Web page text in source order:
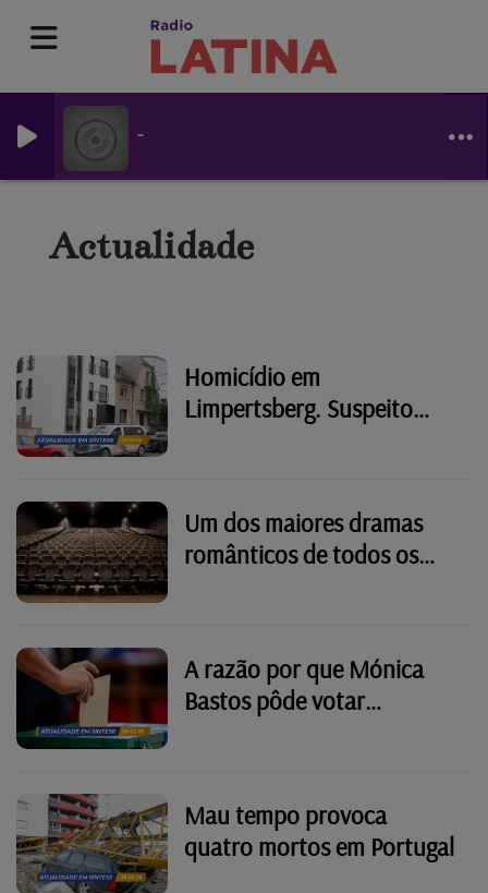
-
Actualidade
Homicídio em
Limpertsberg. Suspeito
matou-a
Um dos maiores dramas
românticos de todos os
A razão por que Mónica
Bastos pôde votar
Mau tempo provoca
quatro mortos em Portugal